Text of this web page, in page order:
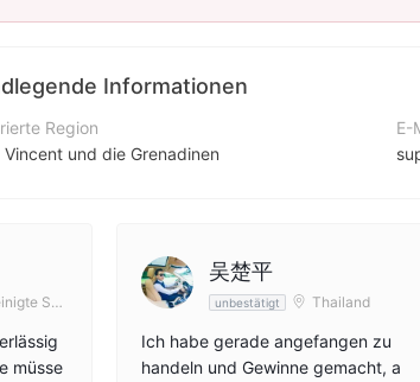
Informationen
Region
Vincent und die Grenadinen
E-
Sta
müsse
吴楚平
unbestätigt Thailand
Ich habe gerade angefangen zu
handeln und Gewinne gemacht, a